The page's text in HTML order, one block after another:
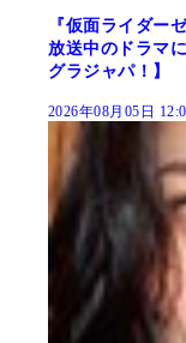
『仮面ライダー
放送中のドラマ
グラジャパ！】
2026年08月05日